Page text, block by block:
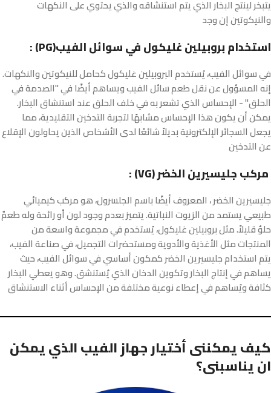
يتبخر لينتج البخار الذي يتم استنشاقه والذي يحتوي على النكهات
والنيكوتين إن وجد
: (PG)استخدام بروبيلين غليكول في سوائل الفيب
في سوائل الفيب، يُستخدم البروبيلين غليكول كحامل للنيكوتين والنكهات.
إنه المسؤول عن نقل طعم سائل الفيب ويساهم أيضًا في "الصدمة في
الحلق" - الإحساس الذي تشعر به في خلف الحلق عند استنشاق البخار.
يمكن أن يكون هذا الإحساس مشابهًا لتجربة التدخين التقليدية، مما
يجعل السجائر الإلكترونية بديلاً شائعًا لدى الأشخاص الذين يحاولون الإقلاع
عن التدخين
جليسيرين الخضر ، المعروف أيضًا باسم الجلسرول، هو مركب كيميائي
طبيعي يستمد من الزيوت النباتية. يتميز بعدم وجود لون أو رائحة وله طعمٌ
حلوٌ قليلاً. مثل بروبيلين غليكول، يُستخدم في مجموعة واسعة من
المنتجات مثل الأغذية والأدوية ومستحضرات التجميل، في صناعة الفيب،
يتم استخدام جليسيرين الخضر كمكون أساسي في سوائل الفيب، حيث
يساهم في إنتاج البخار وتكوين الدخان الذي يُستنشق. وهو يعطي البخار
كثافة ويُساهم في إعطاء نوعية مختلفة من الإحساس أثناء الاستنشاق
كيف يمكننى أختيار جهاز الفيب الذي يمكن
ان يناسبنى؟